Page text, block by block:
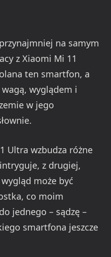
na samym
z Xiaomi Mi 11
ten smartfon, a
wyglądem i
w jego
Ultra wzbudza różne
z drugiej,
może być
co moim
jednego – sądzę –
smartfona jeszcze